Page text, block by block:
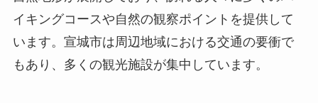
歴史と文化的背景
ポッカ山は、その美しい自然環境だけでなく、歴